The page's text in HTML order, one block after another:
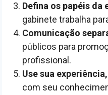
Defina os papéis da
gabinete trabalha
Comunicação
públicos para
profissional.
Use sua
com seu